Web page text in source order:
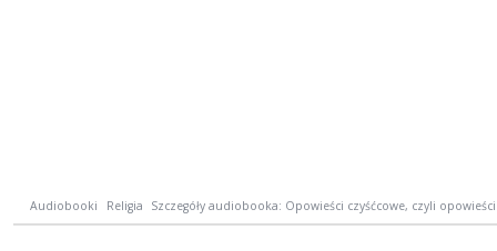
Audiobooki Religia Szczegóły audiobooka: Opowieści czyśćcowe, czyli